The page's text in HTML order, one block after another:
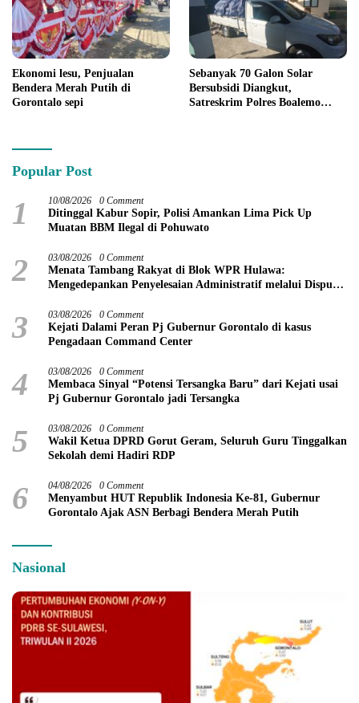
Ekonomi lesu, Penjualan
Bendera Merah Putih di
Gorontalo sepi
Sebanyak 70 Galon Solar
Bersubsidi Diangkut,
Satreskrim Polres Boalemo
Popular Post
1 10/08/2026 0 Comment
Ditinggal Kabur Sopir, Polisi Amankan Lima Pick Up
Muatan BBM Ilegal di Pohuwato
2 03/08/2026 0 Comment
Menata Tambang Rakyat di Blok WPR Hulawa:
Mengedepankan Penyelesaian Administratif melalui Dispute
3 03/08/2026 0 Comment
Kejati Dalami Peran Pj Gubernur Gorontalo di kasus
Pengadaan Command Center
4 03/08/2026 0 Comment
Membaca Sinyal “Potensi Tersangka Baru” dari Kejati usai
Pj Gubernur Gorontalo jadi Tersangka
5 03/08/2026 0 Comment
Wakil Ketua DPRD Gorut Geram, Seluruh Guru Tinggalkan
Sekolah demi Hadiri RDP
6 04/08/2026 0 Comment
Menyambut HUT Republik Indonesia Ke-81, Gubernur
Gorontalo Ajak ASN Berbagi Bendera Merah Putih
Nasional